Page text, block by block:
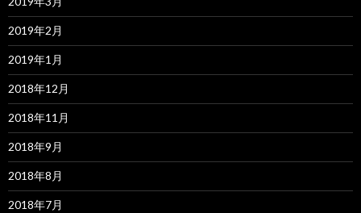
2019年2月
2019年1月
2018年12月
2018年11月
2018年9月
2018年8月
2018年7月